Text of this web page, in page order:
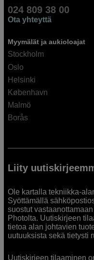
024 809 38 00
Ota yhteyttä
Myymälät ja aukioloajat
Stockholm
Oslo
Helsinki
København
Malmö
Borås
Liity
Ole kartalla tekniikka-
Syöttämällä
suostut
Photolta. Uutiskirjeen
tietoa alan johtavien
uutuuksista sekä tietysti
Uutiskirjeen tilaaminen